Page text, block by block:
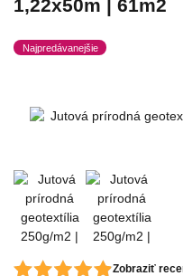
1,22x50m | 61m2
Najpredávanejšie
Zobraziť